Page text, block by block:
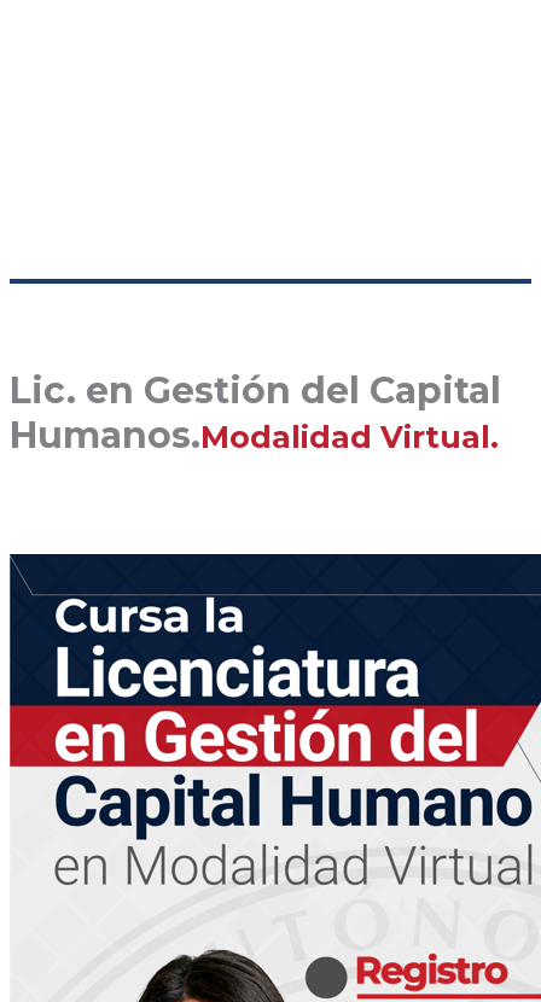
Lic. en Gestión del Capital
Humanos.Modalidad Virtual.